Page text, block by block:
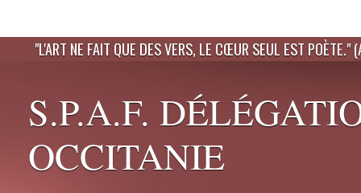
"L'ART NE FAIT QUE DES VERS, LE CŒUR SEUL EST POÈTE."
S.P.A.F.
OCCITANIE